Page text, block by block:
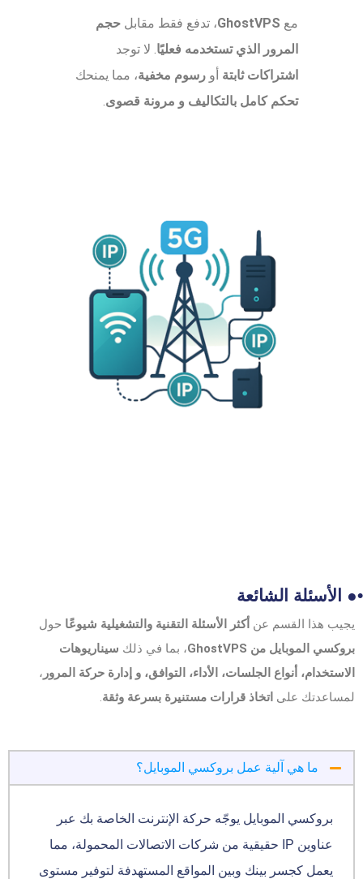
مع GhostVPS، تدفع فقط مقابل حجم
المرور الذي تستخدمه فعليًا . لا توجد
اشتراكات ثابتة أو رسوم مخفية، مما يمنحك
تحكم كامل بالتكاليف و مرونة قصوى
•● الأسئلة الشائعة
يجيب هذا القسم عن أكثر الأسئلة التقنية والتشغيلية شيوعًا حول
بروكسي الموبايل من GhostVPS
، بما في ذلك سيناريوهات
الاستخدام، أنواع الجلسات، الأداء، التوافق، و إدارة حركة المرور ،
لمساعدتك على اتخاذ قرارات مستنيرة بسرعة وثقة.
ما هي آلية عمل بروكسي الموبايل؟
بروكسي الموبايل يوجّه حركة الإنترنت الخاصة بك عبر
عناوين IP حقيقية من شركات الاتصالات المحمولة، مما
يعمل كجسر بينك وبين المواقع المستهدفة لتوفير مستوى